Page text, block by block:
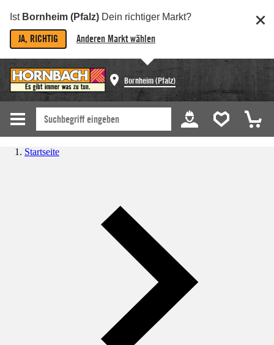
Ist Bornheim (Pfalz) Dein richtiger Markt?
JA, RICHTIG Anderen Markt wählen
Bornheim (Pfalz)
Startseite